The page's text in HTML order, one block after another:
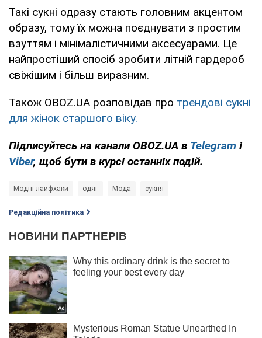
Такі сукні одразу стають головним акцентом
образу, тому їх можна поєднувати з простим
взуттям і мінімалістичними аксесуарами. Це
найпростіший спосіб зробити літній гардероб
свіжішим і більш виразним.
Також OBOZ.UA розповідав про трендові сукні
для жінок старшого віку.
Підписуйтесь на канали OBOZ.UA в Telegram і
Viber, щоб бути в курсі останніх подій.
Модні лайфхаки одяг Мода сукня
Редакційна політика